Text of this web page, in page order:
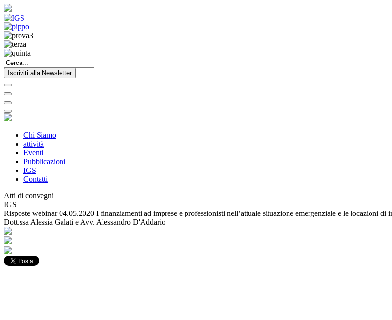
Iscriviti alla Newsletter
Chi Siamo
attività
Eventi
Pubblicazioni
IGS
Contatti
Atti di convegni
IGS
Risposte webinar 04.05.2020 I finanziamenti ad imprese e professionisti nell’attuale situazione emergenziale e le locazioni
Dott.ssa Alessia Galati e Avv. Alessandro D'Addario